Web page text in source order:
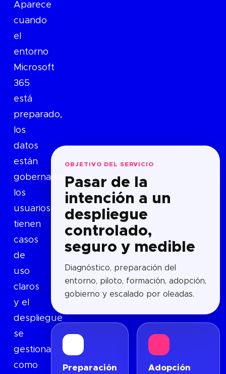
Aparece
cuando
el
entorno
Microsoft
365
está
preparado,
los
datos
están
gobernados,
los
usuarios
tienen
casos
de
uso
claros
y el
despliegue
se
gestiona
como
OBJETIVO DEL SERVICIO
Pasar de la
intención a un
despliegue
controlado,
seguro y medible
Diagnóstico, preparación del
entorno, piloto, formación, adopción,
gobierno y escalado por oleadas.
Preparación Adopción